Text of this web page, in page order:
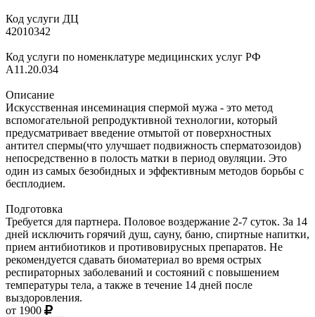
Код услуги ДЦ
42010342
Код услуги по номенклатуре медицинских услуг РФ
A11.20.034
Описание
Искусственная инсеминация спермой мужа - это метод
вспомогательной репродуктивной технологии, который
предусматривает введение отмытой от поверхностных
антител спермы(что улучшает подвижность сперматозоидов)
непосредственно в полость матки в период овуляции. Это
один из самых безобидных и эффективным методов борьбы с
бесплодием.
Подготовка
Требуется для партнера. Половое воздержание 2-7 суток. За 14
дней исключить горячий душ, сауну, баню, спиртные напитки,
прием антибиотиков и противовирусных препаратов. Не
рекомендуется сдавать биоматериал во время острых
респираторных заболеваний и состояний с повышением
температуры тела, а также в течение 14 дней после
выздоровления.
от 1900